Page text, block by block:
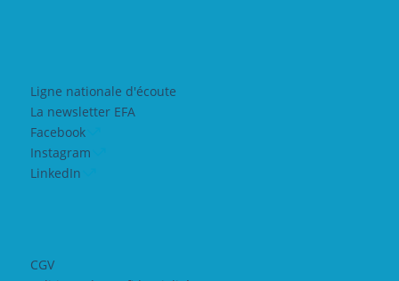
Ligne nationale d'écoute
La newsletter EFA
Facebook
Instagram
LinkedIn
CGV